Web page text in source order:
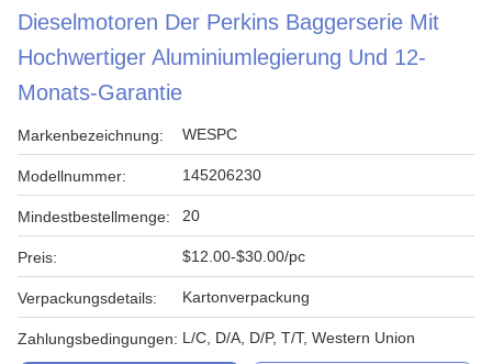
Dieselmotoren Der Perkins Baggerserie Mit
Hochwertiger Aluminiumlegierung Und 12-
Monats-Garantie
Markenbezeichnung: WESPC
Modellnummer: 145206230
Mindestbestellmenge: 20
Preis: $12.00-$30.00/pc
Verpackungsdetails: Kartonverpackung
Zahlungsbedingungen: L/C, D/A, D/P, T/T, Western Union